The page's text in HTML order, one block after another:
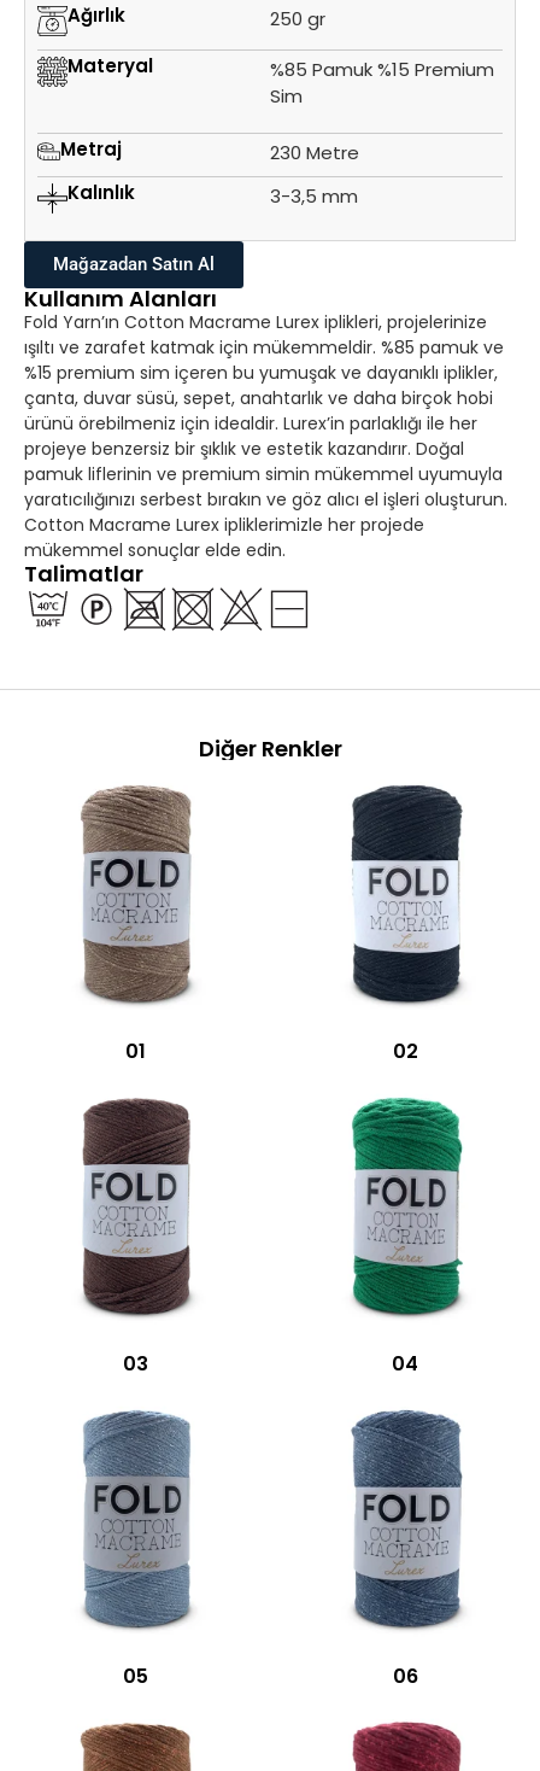
Ağırlık
250 gr
Materyal
%85 Pamuk %15 Premium
Sim
Metraj
230 Metre
Kalınlık
3-3,5 mm
Mağazadan Satın Al
Kullanım Alanları
Fold Yarn’ın Cotton Macrame Lurex iplikleri, projelerinize
ışıltı ve zarafet katmak için mükemmeldir. %85 pamuk ve
%15 premium sim içeren bu yumuşak ve dayanıklı iplikler,
çanta, duvar süsü, sepet, anahtarlık ve daha birçok hobi
ürünü örebilmeniz için idealdir. Lurex’in parlaklığı ile her
projeye benzersiz bir şıklık ve estetik kazandırır. Doğal
pamuk liflerinin ve premium simin mükemmel uyumuyla
yaratıcılığınızı serbest bırakın ve göz alıcı el işleri oluşturun.
Cotton Macrame Lurex ipliklerimizle her projede
mükemmel sonuçlar elde edin.
Talimatlar
Diğer Renkler
01 02
03 04
05 06